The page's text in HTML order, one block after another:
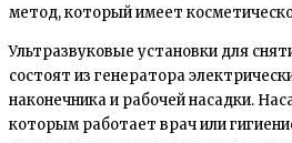
метод, который имеет
Ультразвуковые установки для
состоят из генератора
наконечника и рабочей насадки.
которым работает врач или